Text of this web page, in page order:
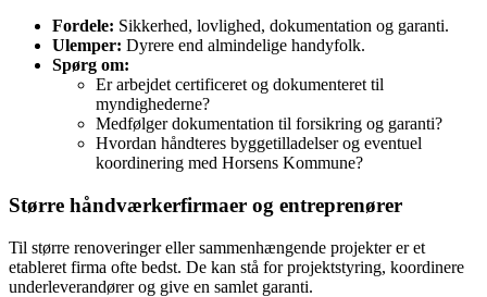
Fordele: Sikkerhed, lovlighed, dokumentation og garanti.
Ulemper: Dyrere end almindelige handyfolk.
Spørg om:
Er arbejdet certificeret og dokumenteret til
myndighederne?
Medfølger dokumentation til forsikring og garanti?
Hvordan håndteres byggetilladelser og eventuel
koordinering med Horsens Kommune?
Større håndværkerfirmaer og entreprenører
Til større renoveringer eller sammenhængende projekter er et
etableret firma ofte bedst. De kan stå for projektstyring, koordinere
underleverandører og give en samlet garanti.